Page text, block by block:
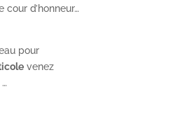
d’honneur…
pour
venez